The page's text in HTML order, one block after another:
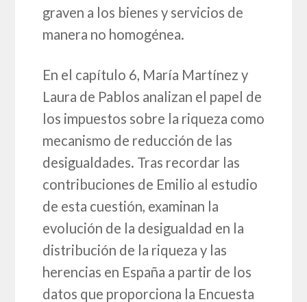
graven a los bienes y servicios de
manera no homogénea.
En el capítulo 6, María Martínez y
Laura de Pablos analizan el papel de
los impuestos sobre la riqueza como
mecanismo de reducción de las
desigualdades. Tras recordar las
contribuciones de Emilio al estudio
de esta cuestión, examinan la
evolución de la desigualdad en la
distribución de la riqueza y las
herencias en España a partir de los
datos que proporciona la Encuesta